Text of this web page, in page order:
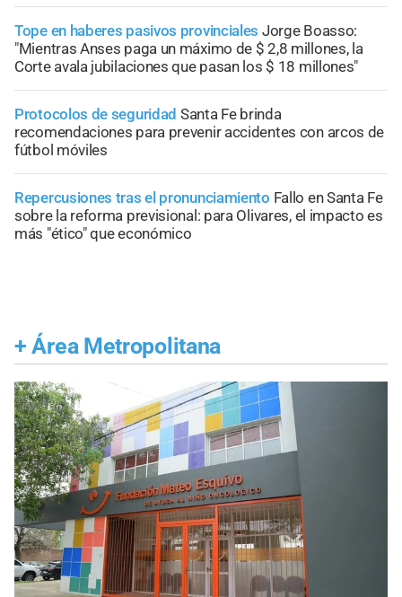
Tope en haberes pasivos provinciales Jorge Boasso:
"Mientras Anses paga un máximo de $ 2,8 millones, la
Corte avala jubilaciones que pasan los $ 18 millones"
Protocolos de seguridad Santa Fe brinda
recomendaciones para prevenir accidentes con arcos de
fútbol móviles
Repercusiones tras el pronunciamiento Fallo en Santa Fe
sobre la reforma previsional: para Olivares, el impacto es
más "ético" que económico
+ Área Metropolitana